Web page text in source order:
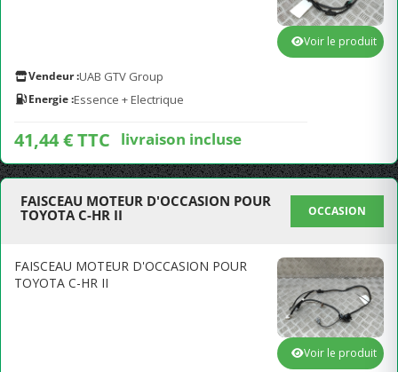
Vendeur :UAB GTV Group
Energie :Essence + Electrique
41,44 € TTC livraison incluse
Voir le produit
FAISCEAU MOTEUR D'OCCASION POUR
TOYOTA C-HR II
OCCASION
FAISCEAU MOTEUR D'OCCASION POUR
TOYOTA C-HR II
Voir le produit